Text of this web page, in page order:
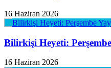
16 Haziran 2026
Bilirkişi Heyeti:
16 Haziran 2026